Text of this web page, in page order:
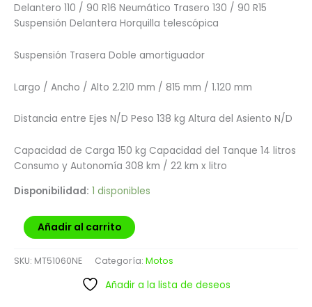
Delantero 110 / 90 R16 Neumático Trasero 130 / 90 R15
Suspensión Delantera Horquilla telescópica
Suspensión Trasera Doble amortiguador
Largo / Ancho / Alto 2.210 mm / 815 mm / 1.120 mm
Distancia entre Ejes N/D Peso 138 kg Altura del Asiento N/D
Capacidad de Carga 150 kg Capacidad del Tanque 14 litros
Consumo y Autonomía 308 km / 22 km x litro
Disponibilidad: 1 disponibles
Añadir al carrito
SKU: MT51060NE Categoría: Motos
Añadir a la lista de deseos